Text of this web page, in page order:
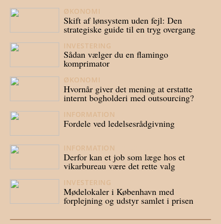
ØKONOMI
Skift af lønsystem uden fejl: Den
strategiske guide til en tryg overgang
INVESTERING
Sådan vælger du en flamingo
komprimator
ØKONOMI
Hvornår giver det mening at erstatte
internt bogholderi med outsourcing?
INFORMATION
Fordele ved ledelsesrådgivning
INFORMATION
Derfor kan et job som læge hos et
vikarbureau være det rette valg
INVESTERING
Mødelokaler i København med
forplejning og udstyr samlet i prisen